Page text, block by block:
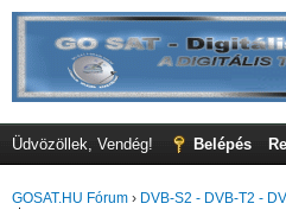
Üdvözöllek, Vendég! Belépés
GOSAT.HU Fórum › DVB-S2 - DVB-T2 -